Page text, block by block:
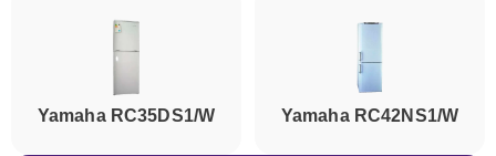
Yamaha RC35DS1/W Yamaha RC42NS1/W